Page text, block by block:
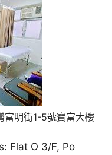
富明街1-5號寶富大樓
Flat O 3/F, Po